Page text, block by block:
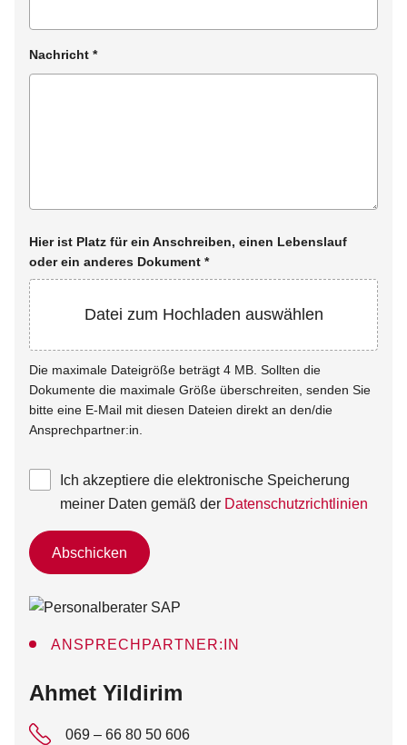
Nachricht *
Hier ist Platz für ein Anschreiben, einen Lebenslauf
oder ein anderes Dokument *
Datei zum Hochladen auswählen
Die maximale Dateigröße beträgt 4 MB. Sollten die
Dokumente die maximale Größe überschreiten, senden Sie
bitte eine E-Mail mit diesen Dateien direkt an den/die
Ansprechpartner:in.
Ich akzeptiere die elektronische Speicherung
meiner Daten gemäß der Datenschutzrichtlinien
Abschicken
ANSPRECHPARTNER:IN
:
Ahmet Yildirim
069 – 66 80 50 606